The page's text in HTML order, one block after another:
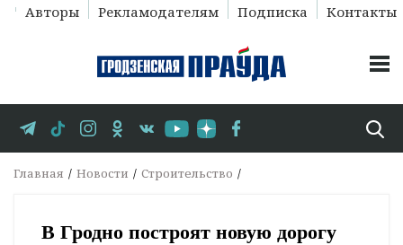
Авторы Рекламодателям Подписка Контакты
Главная Новости Строительство
В Гродно построят новую дорогу